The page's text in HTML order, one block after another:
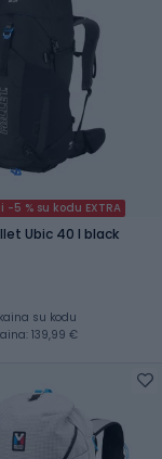
5 % su kodu EXTRA
Ubic 40 l black
kaina su kodu
139,99 €